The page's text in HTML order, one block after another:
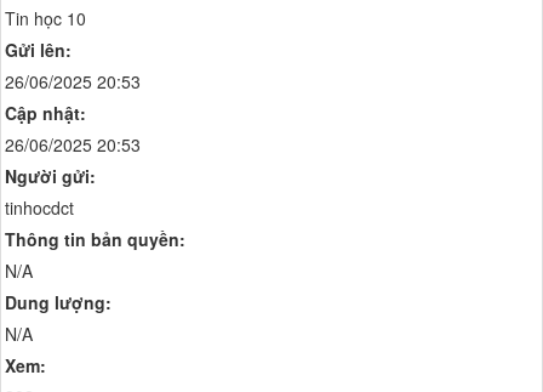
Tin học 10
Gửi lên:
26/06/2025 20:53
Cập nhật:
26/06/2025 20:53
Người gửi:
tinhocdct
Thông tin bản quyền:
N/A
Dung lượng:
N/A
Xem: